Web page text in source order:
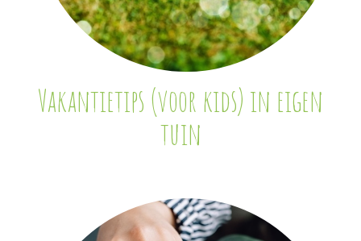
Vakantietips (voor kids) in eigen
tuin